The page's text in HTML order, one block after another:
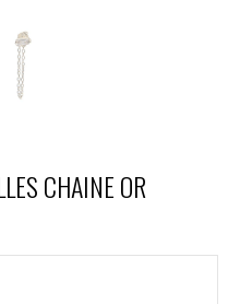
CHAINE OR